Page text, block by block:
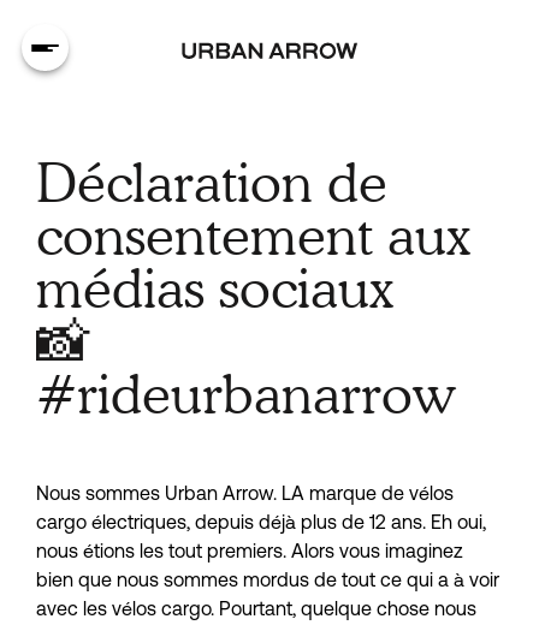
Déclaration de
consentement aux
médias sociaux
📸
#rideurbanarrow
Nous sommes Urban Arrow. LA marque de vélos
cargo électriques, depuis déjà plus de 12 ans. Eh oui,
nous étions les tout premiers. Alors vous imaginez
bien que nous sommes mordus de tout ce qui a à voir
avec les vélos cargo. Pourtant, quelque chose nous